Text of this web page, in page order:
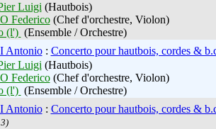
Luigi(Hautbois)
Federico(Chef d'orchestre, Violon)
(l') (Ensemble / Orchestre)
Antonio: Concerto pour hautbois, cordes &
Luigi(Hautbois)
Federico(Chef d'orchestre, Violon)
(l') (Ensemble / Orchestre)
Antonio: Concerto pour hautbois, cordes &